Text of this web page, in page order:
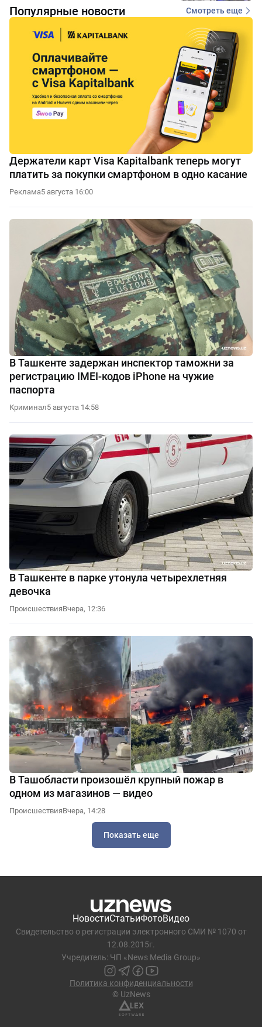
Популярные новости Смотреть еще
Держатели карт Visa Kapitalbank теперь могут
платить за покупки смартфоном в одно касание
Реклама5 августа 16:00
В Ташкенте задержан инспектор таможни за
регистрацию IMEI-кодов iPhone на чужие
паспорта
Криминал5 августа 14:58
В Ташкенте в парке утонула четырехлетняя
девочка
ПроисшествияВчера, 12:36
В Ташобласти произошёл крупный пожар в
одном из магазинов — видео
ПроисшествияВчера, 14:28
Показать еще
НовостиСтатьиФотоВидео
Свидетельство о регистрации электронного СМИ № 1070 от
12.08.2015г.
Учредитель: ЧП «News Media Group»
Политика конфиденциальности
© UzNews